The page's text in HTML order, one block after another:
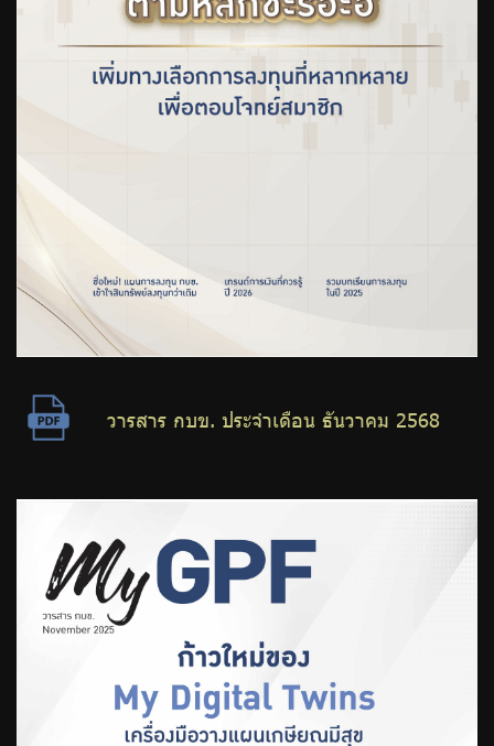
วารสาร กบข. ประจำเดือน ธันวาคม 2568